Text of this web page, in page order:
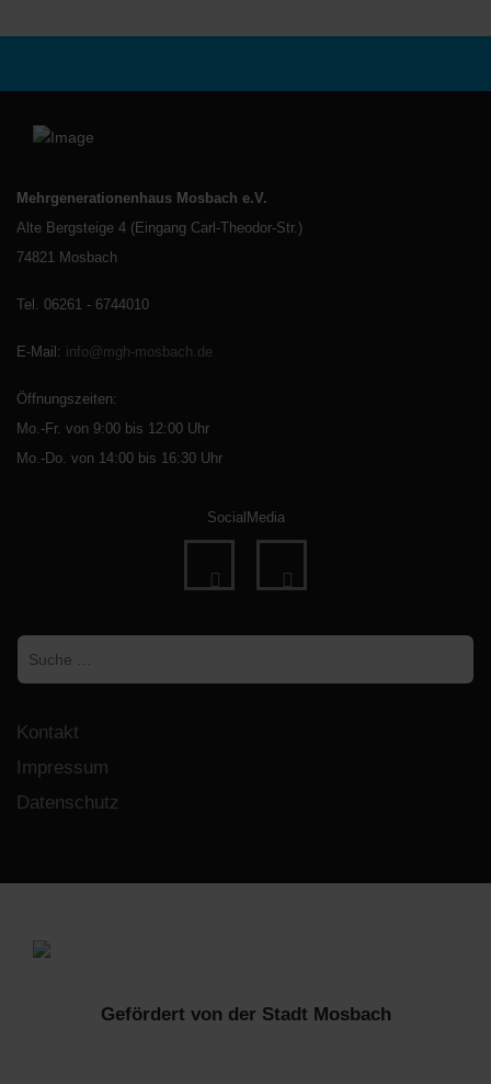
Mehrgenerationenhaus Mosbach e.V.
Alte Bergsteige 4 (Eingang Carl-Theodor-Str.)
74821 Mosbach
Tel. 06261 - 6744010
E-Mail : info@mgh-mosbach.de
Öffnungszeiten:
Mo.-Fr. von 9:00 bis 12:00 Uhr
Mo.-Do. von 14:00 bis 16:30 Uhr
SocialMedia
fa-
fa-
Suchen
Kontakt
Impressum
Datenschutz
Gefördert von der Stadt Mosbach